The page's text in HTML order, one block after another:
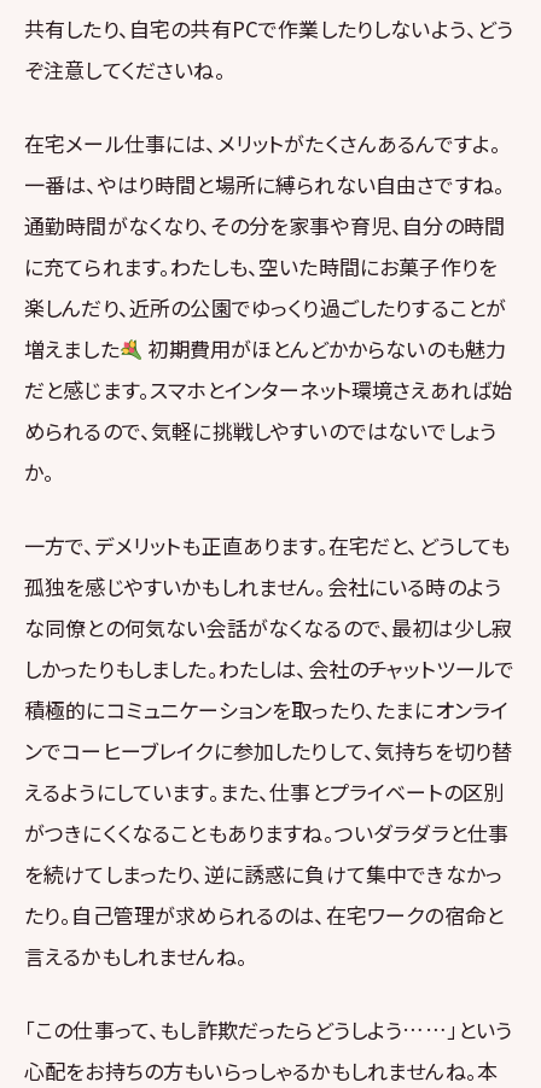
共有したり、自宅の共有PCで作業したりしないよう、どう
ぞ注意してくださいね。
在宅メール仕事には、メリットがたくさんあるんですよ。
一番は、やはり時間と場所に縛られない自由さですね。
通勤時間がなくなり、その分を家事や育児、自分の時間
に充てられます。わたしも、空いた時間にお菓子作りを
楽しんだり、近所の公園でゆっくり過ごしたりすることが
増えました
初期費用がほとんどかからないのも魅力
だと感じます。スマホとインターネット環境さえあれば始
められるので、気軽に挑戦しやすいのではないでしょう
か。
一方で、デメリットも正直あります。在宅だと、どうしても
孤独を感じやすいかもしれません。会社にいる時のよう
な同僚との何気ない会話がなくなるので、最初は少し寂
しかったりもしました。わたしは、会社のチャットツールで
積極的にコミュニケーションを取ったり、たまにオンライ
ンでコーヒーブレイクに参加したりして、気持ちを切り替
えるようにしています。また、仕事とプライベートの区別
がつきにくくなることもありますね。ついダラダラと仕事
を続けてしまったり、逆に誘惑に負けて集中できなかっ
たり。自己管理が求められるのは、在宅ワークの宿命と
言えるかもしれませんね。
「この仕事って、もし詐欺だったらどうしよう……」という
心配をお持ちの方もいらっしゃるかもしれませんね。本